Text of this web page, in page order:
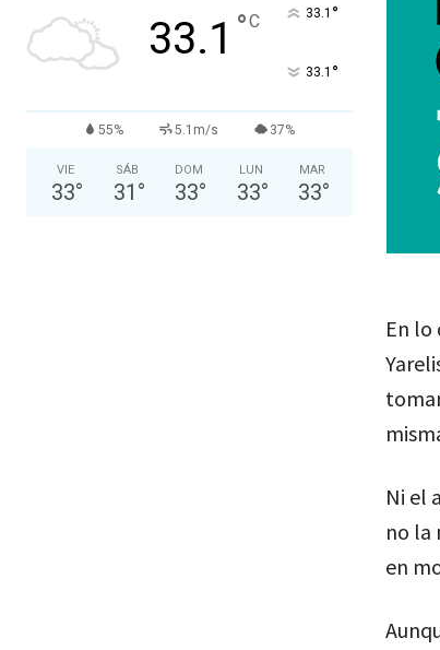
33.1 °C 33.1 °
33.1 °
55% 5.1m/s 37%
VIE
33°
SÁB
31 °
DOM
33°
LUN
33°
MAR
33°
En lo
Ni el
no la
en